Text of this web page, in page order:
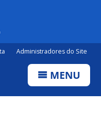
Administradores do Site
MENU